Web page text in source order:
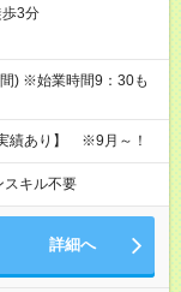
歩3分
) ※始業時間9：30も
績あり】 ※9月～！
スキル不要
詳細へ